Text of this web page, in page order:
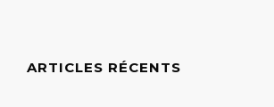
ARTICLES RÉCENTS